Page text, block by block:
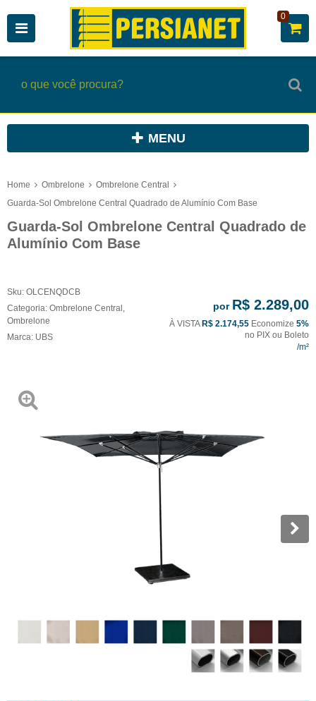
0
MENU
Home Ombrelone
Ombrelone Central
Guarda-Sol Ombrelone Central Quadrado de Alumínio Com Base
Guarda-Sol Ombrelone Central Quadrado de
Alumínio Com Base
Sku: OLCENQDCB
Categoria: Ombrelone Central ,
Ombrelone
Marca: UBS
por R$ 2.289,00
À VISTA R$ 2.174,55 Economize 5%
no PIX ou Boleto